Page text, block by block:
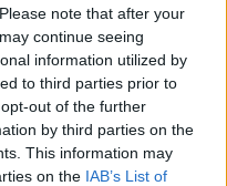
note that after your
continue seeing
information utilized by
to third parties prior to
out of the further
by third parties on the
This information may
on the IAB’s List of